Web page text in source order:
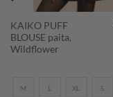
KAIKO PUFF
BLOUSE paita,
Wildflower
M L XL S